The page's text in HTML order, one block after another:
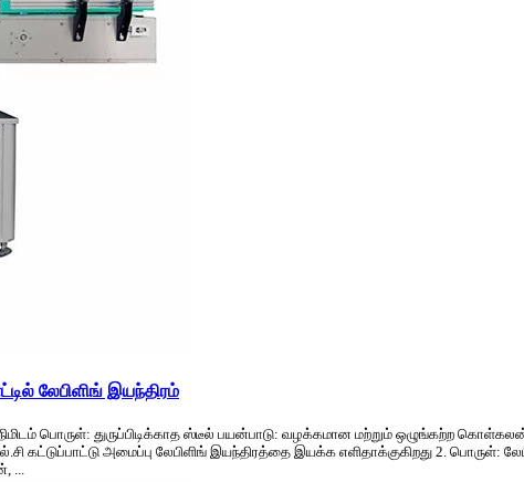
லேபிளிங் இயந்திரம்
நிமிடம் பொருள்: துருப்பிடிக்காத ஸ்டீல் பயன்பாடு: வழக்கமான மற்றும் ஒழுங்கற்ற
கட்டுப்பாட்டு அமைப்பு லேபிளிங் இயந்திரத்தை இயக்க எளிதாக்குகிறது 2. பொருள்:
...